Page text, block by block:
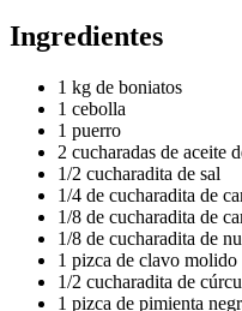
Ingredientes
1 kg de boniatos
1 cebolla
1 puerro
2 cucharadas de aceite
1/2 cucharadita de sal
1/4 de cucharadita de
1/8 de cucharadita de
1/8 de cucharadita de
1 pizca de clavo molido
1/2 cucharadita de
1 pizca de pimienta